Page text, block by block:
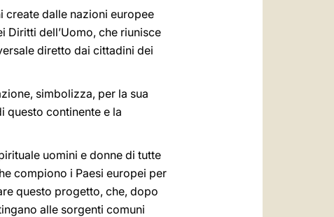
create dalle nazioni europee
Diritti dell’Uomo, che riunisce
diretto dai cittadini dei
simbolizza, per la sua
questo continente e la
uomini e donne di tutte
compiono i Paesi europei per
questo progetto, che, dopo
alle sorgenti comuni